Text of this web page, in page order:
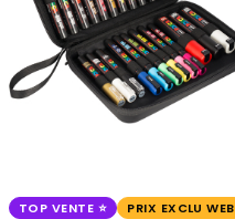
TOP VENTE
PRIX EXCLU WEB